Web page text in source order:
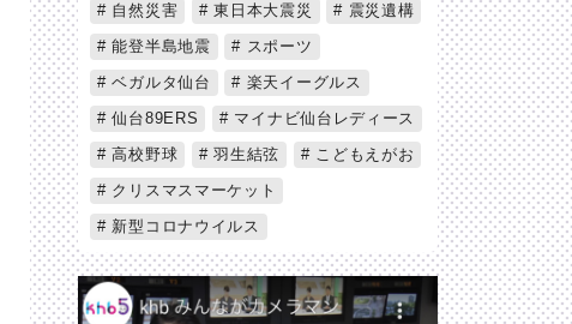
自然災害
東日本大震災
震災遺構
能登半島地震
スポーツ
ベガルタ仙台
楽天イーグルス
仙台89ERS
マイナビ仙台レディース
高校野球
羽生結弦
こどもえがお
クリスマスマーケット
新型コロナウイルス